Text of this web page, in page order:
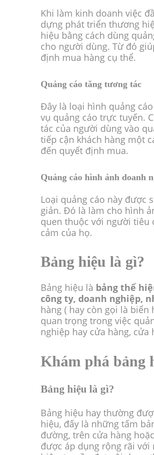
Khi làm kinh doanh việc
dựng phát triển thương
hiệu bằng cách dùng
cho người dùng. Từ đó
định mua hàng cụ thể.
Quảng cáo tăng tương tác
Đây là loại hình quảng
vụ quảng cáo trực tuyến.
tác của người dùng vào
tiếp cận khách hàng một
đến quyết định mua.
Quảng cáo hình ảnh doanh
Loại quảng cáo này được
giản. Đó là làm cho hình
quen thuộc với người tiêu
cảm của họ.
Bảng hiệu là gì?
Bảng hiệu là bảng thể
công ty, doanh nghiệp,
hàng ( hay còn gọi là
quan trọng trong việc
nghiệp hay cửa hàng,
Khám phá bảng
Bảng hiệu là gì?
Bảng hiệu hay thường
hiệu, đấy là những tấm
đường, trên cửa hàng
được áp dụng rộng rãi